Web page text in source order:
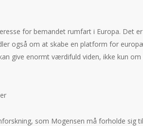
for bemandet rumfart i Europa. Det
også om at skabe en platform for
give enormt værdifuld viden, ikke kun
som Mogensen må forholde sig